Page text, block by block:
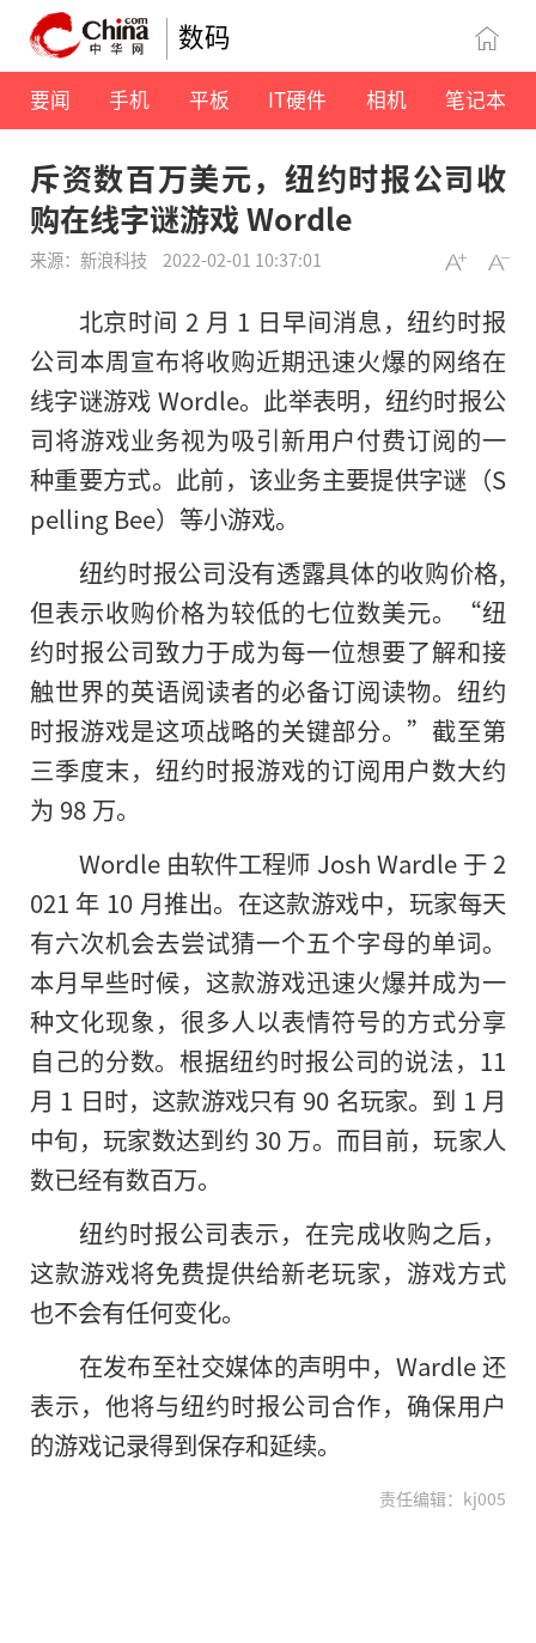
数码
要闻 手机 平板 IT硬件 相机 笔记本
斥资数百万美元，纽约时报公司收
购在线字谜游戏 Wordle
来源：新浪科技 2022-02-01 10:37:01
北京时间 2 月 1 日早间消息，纽约时报
公司本周宣布将收购近期迅速火爆的网络在
线字谜游戏 Wordle。此举表明，纽约时报公
司将游戏业务视为吸引新用户付费订阅的一
种重要方式。此前，该业务主要提供字谜（S
pelling Bee）等小游戏。
纽约时报公司没有透露具体的收购价格,
但表示收购价格为较低的七位数美元。“纽
约时报公司致力于成为每一位想要了解和接
触世界的英语阅读者的必备订阅读物。纽约
时报游戏是这项战略的关键部分。”截至第
三季度末，纽约时报游戏的订阅用户数大约
为 98 万。
Wordle 由软件工程师 Josh Wardle 于 2
021 年 10 月推出。在这款游戏中，玩家每天
有六次机会去尝试猜一个五个字母的单词。
本月早些时候，这款游戏迅速火爆并成为一
种文化现象，很多人以表情符号的方式分享
自己的分数。根据纽约时报公司的说法，11
月 1 日时，这款游戏只有 90 名玩家。到 1 月
中旬，玩家数达到约 30 万。而目前，玩家人
数已经有数百万。
纽约时报公司表示，在完成收购之后，
这款游戏将免费提供给新老玩家，游戏方式
也不会有任何变化。
在发布至社交媒体的声明中，Wardle 还
表示，他将与纽约时报公司合作，确保用户
的游戏记录得到保存和延续。
责任编辑：kj005